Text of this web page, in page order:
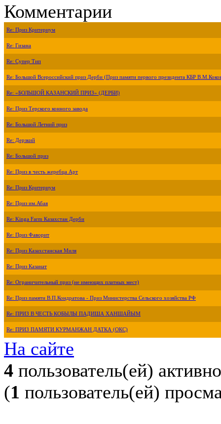
Комментарии
Re: Приз Критериум
Re: Гизана
Re: Супер Тип
Re: Большой Всероссийский приз Дерби (Приз памяти первого президента КБР
Re: «БОЛЬШОЙ КАЗАНСКИЙ ПРИЗ» (ДЕРБИ)
Re: Приз Терского конного завода
Re: Большой Летний приз
Re: Дерзкий
Re: Большой приз
Re: Приз в честь жеребца Арт
Re: Приз Критериум
Re: Приз им.Абая
Re: Kinga Farm Казахстан Дерби
Re: Приз Фаворит
Re: Приз Казахстанская Миля
Re: Приз Казанат
Re: Ограничительный приз (не имеющих платных мест)
Re: Приз памяти В.П.Кондратова - Приз Министерства Сельского хозяйства РФ
Re: ПРИЗ В ЧЕСТЬ КОБЫЛЫ ПАДИША ХАНШАЙЫМ
Re: ПРИЗ ПАМЯТИ КУРМАНЖАН ДАТКА (ОКС)
На сайте
4 пользователь(ей) активно
(1 пользователь(ей)